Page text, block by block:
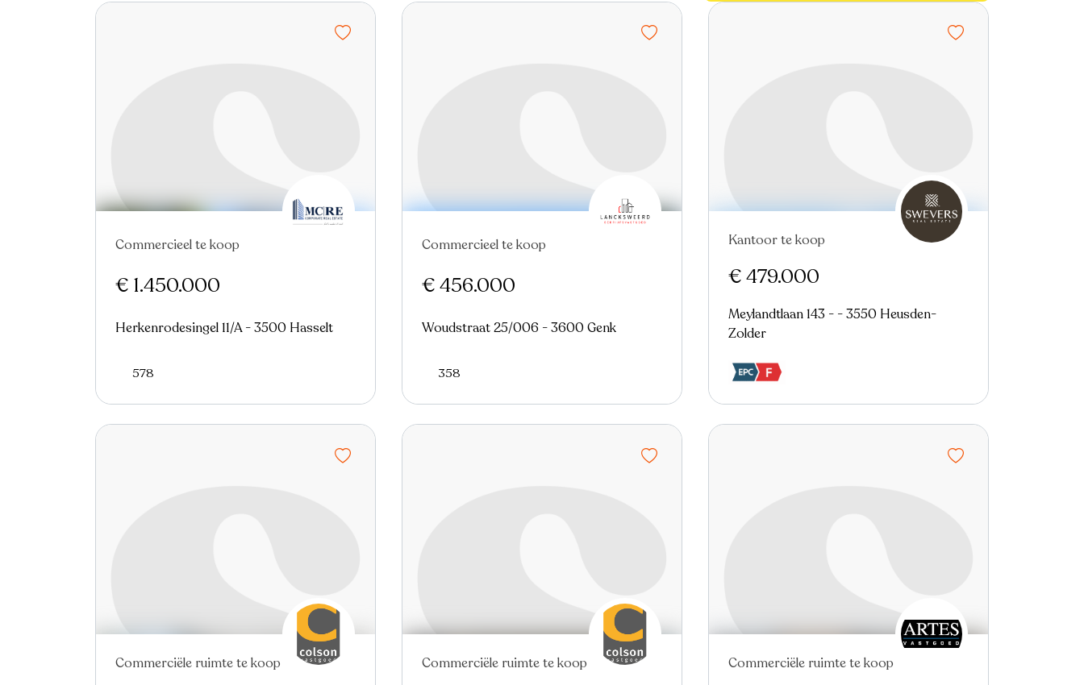
Nieuw Virtual tour
Commercieel te koop
€ 1.450.000
Herkenrodesingel 11/A - 3500 Hasselt
578
Nieuw
Commercieel te koop
€ 456.000
Woudstraat 25/006 - 3600 Genk
358
Nieuw
Kantoor te koop
€ 479.000
Meylandtlaan 143 - - 3550 Heusden-
Zolder
Nieuw
Commerciële ruimte te koop Nieuw
Commerciële ruimte te koop Nieuw
Commerciële ruimte te koop